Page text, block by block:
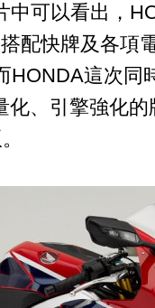
中可以看出，
配快牌及各項
HONDA這次同
化、引擎強化